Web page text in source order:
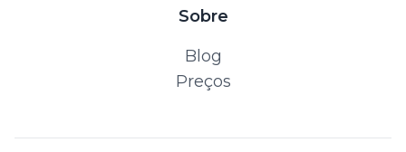
Sobre
Blog
Preços